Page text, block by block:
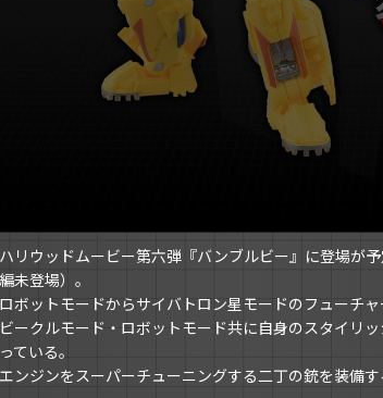
ハリウッドムービー第六弾『バンブルビー』に登場が
編未登場）。
ロボットモードからサイバトロン星モードのフューチャ
ビークルモード・ロボットモード共に自身のスタイリ
っている。
エンジンをスーパーチューニングする二丁の銃を装備す